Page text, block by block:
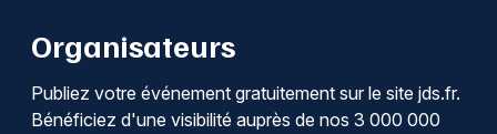
Organisateurs
Publiez votre événement gratuitement sur le site jds.fr.
Bénéficiez d'une visibilité auprès de nos 3 000 000